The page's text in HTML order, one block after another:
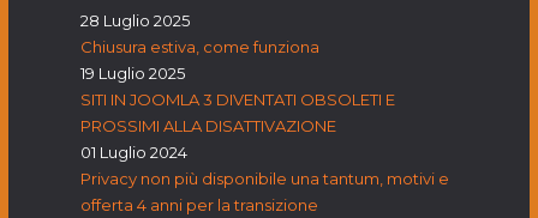
28 Luglio 2025
Chiusura estiva, come funziona
19 Luglio 2025
SITI IN JOOMLA 3 DIVENTATI OBSOLETI E
PROSSIMI ALLA DISATTIVAZIONE
01 Luglio 2024
Privacy non più disponibile una tantum, motivi e
offerta 4 anni per la transizione